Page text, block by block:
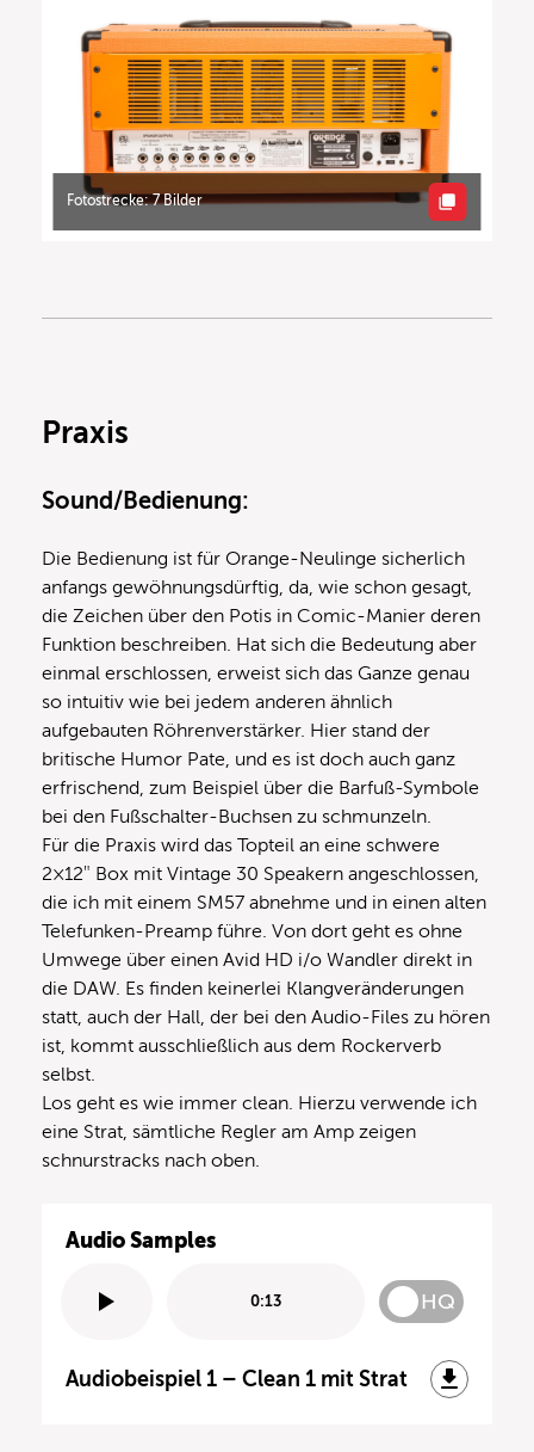
Fotostrecke: 7 Bilder
Praxis
Sound/Bedienung:
Die Bedienung ist für Orange-Neulinge sicherlich
anfangs gewöhnungsdürftig, da, wie schon gesagt,
die Zeichen über den Potis in Comic-Manier deren
Funktion beschreiben. Hat sich die Bedeutung aber
einmal erschlossen, erweist sich das Ganze genau
so intuitiv wie bei jedem anderen ähnlich
aufgebauten Röhrenverstärker. Hier stand der
britische Humor Pate, und es ist doch auch ganz
erfrischend, zum Beispiel über die Barfuß-Symbole
bei den Fußschalter-Buchsen zu schmunzeln.
Für die Praxis wird das Topteil an eine schwere
2×12″ Box mit Vintage 30 Speakern angeschlossen,
die ich mit einem SM57 abnehme und in einen alten
Telefunken-Preamp führe. Von dort geht es ohne
Umwege über einen Avid HD i/o Wandler direkt in
die DAW. Es finden keinerlei Klangveränderungen
statt, auch der Hall, der bei den Audio-Files zu hören
ist, kommt ausschließlich aus dem Rockerverb
selbst.
Los geht es wie immer clean. Hierzu verwende ich
eine Strat, sämtliche Regler am Amp zeigen
schnurstracks nach oben.
Audio Samples
0:13 HQ
Audiobeispiel 1 – Clean 1 mit Strat